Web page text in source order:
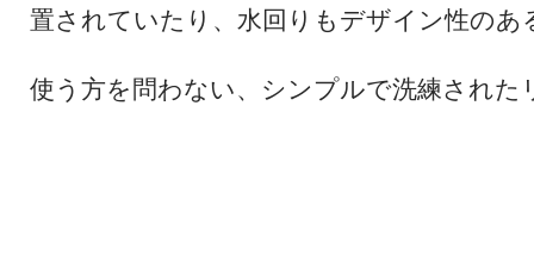
置されていたり、水回りもデザイン性のあ
使う方を問わない、シンプルで洗練された